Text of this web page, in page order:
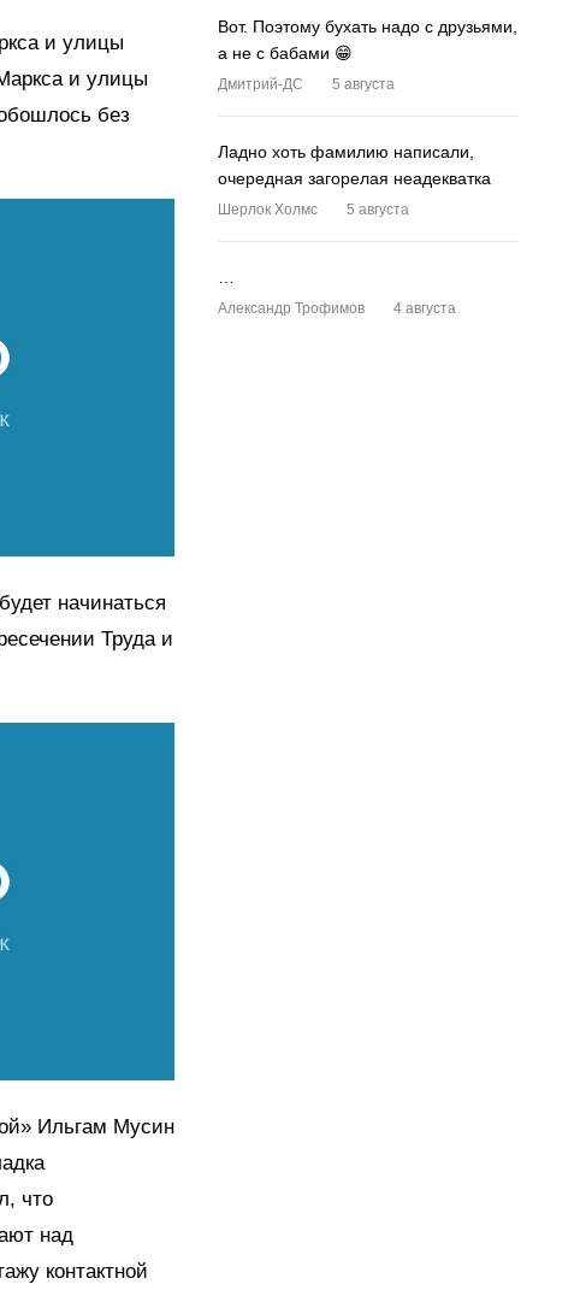
и улицы
и улицы
без
начинаться
Труда и
Ильгам Мусин
что
над
контактной
Вот. Поэтому бухать надо с друзьями,
а не с бабами 😁
Дмитрий-ДС 5 августа
Ладно хоть фамилию написали,
очередная загорелая неадекватка
Шерлок Холмс 5 августа
Александр Трофимов 4 августа